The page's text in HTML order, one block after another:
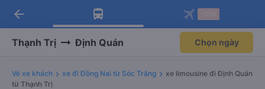
Tải app Vexere ngay!
Nhận ưu đãi thành viên độc
Mở app
Tải app Vexere
-30k/ghế khi đặt vé máy bay qua
Mở app
arrow_back
Thạnh Trị Định Quán Chọn ngày
Vé xe khách xe đi Đồng Nai từ Sóc Trăng
xe limousine đi Định Quán
từ Thạnh Trị